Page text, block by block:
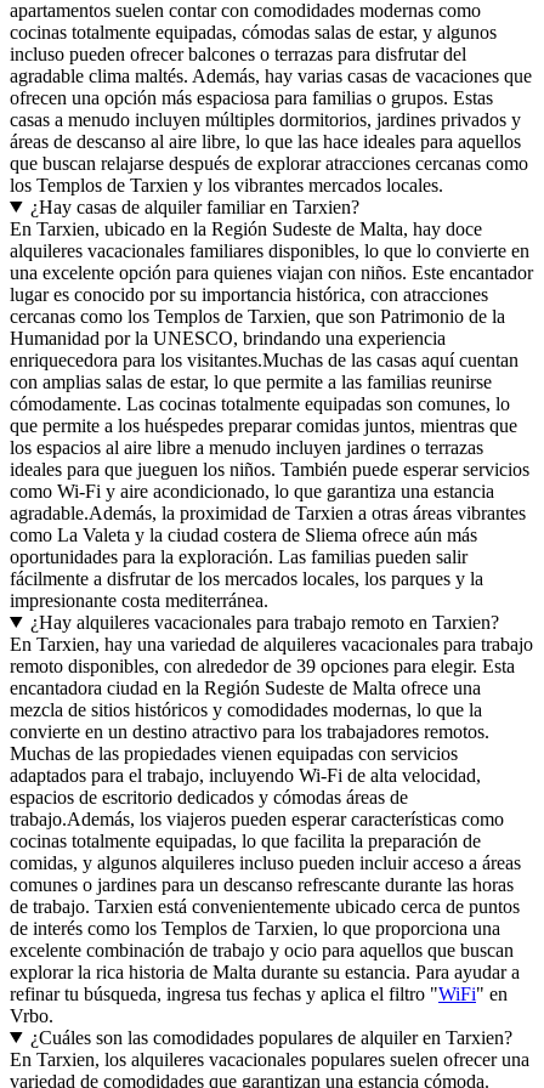
apartamentos suelen contar con comodidades modernas como
cocinas totalmente equipadas, cómodas salas de estar, y algunos
incluso pueden ofrecer balcones o terrazas para disfrutar del
agradable clima maltés. Además, hay varias casas de vacaciones que
ofrecen una opción más espaciosa para familias o grupos. Estas
casas a menudo incluyen múltiples dormitorios, jardines privados y
áreas de descanso al aire libre, lo que las hace ideales para aquellos
que buscan relajarse después de explorar atracciones cercanas como
los Templos de Tarxien y los vibrantes mercados locales.
¿Hay casas de alquiler familiar en Tarxien?
En Tarxien, ubicado en la Región Sudeste de Malta, hay doce
alquileres vacacionales familiares disponibles, lo que lo convierte en
una excelente opción para quienes viajan con niños. Este encantador
lugar es conocido por su importancia histórica, con atracciones
cercanas como los Templos de Tarxien, que son Patrimonio de la
Humanidad por la UNESCO, brindando una experiencia
enriquecedora para los visitantes.Muchas de las casas aquí cuentan
con amplias salas de estar, lo que permite a las familias reunirse
cómodamente. Las cocinas totalmente equipadas son comunes, lo
que permite a los huéspedes preparar comidas juntos, mientras que
los espacios al aire libre a menudo incluyen jardines o terrazas
ideales para que jueguen los niños. También puede esperar servicios
como Wi-Fi y aire acondicionado, lo que garantiza una estancia
agradable.Además, la proximidad de Tarxien a otras áreas vibrantes
como La Valeta y la ciudad costera de Sliema ofrece aún más
oportunidades para la exploración. Las familias pueden salir
fácilmente a disfrutar de los mercados locales, los parques y la
impresionante costa mediterránea.
¿Hay alquileres vacacionales para trabajo remoto en Tarxien?
En Tarxien, hay una variedad de alquileres vacacionales para trabajo
remoto disponibles, con alrededor de 39 opciones para elegir. Esta
encantadora ciudad en la Región Sudeste de Malta ofrece una
mezcla de sitios históricos y comodidades modernas, lo que la
convierte en un destino atractivo para los trabajadores remotos.
Muchas de las propiedades vienen equipadas con servicios
adaptados para el trabajo, incluyendo Wi-Fi de alta velocidad,
espacios de escritorio dedicados y cómodas áreas de
trabajo.Además, los viajeros pueden esperar características como
cocinas totalmente equipadas, lo que facilita la preparación de
comidas, y algunos alquileres incluso pueden incluir acceso a áreas
comunes o jardines para un descanso refrescante durante las horas
de trabajo. Tarxien está convenientemente ubicado cerca de puntos
de interés como los Templos de Tarxien, lo que proporciona una
excelente combinación de trabajo y ocio para aquellos que buscan
explorar la rica historia de Malta durante su estancia. Para ayudar a
refinar tu búsqueda, ingresa tus fechas y aplica el filtro "WiFi" en
Vrbo.
¿Cuáles son las comodidades populares de alquiler en Tarxien?
En Tarxien, los alquileres vacacionales populares suelen ofrecer una
variedad de comodidades que garantizan una estancia cómoda.